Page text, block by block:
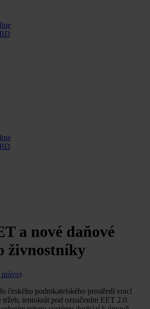
a nové daňové
živnostníky
právo)
českého podnikatelského prostředí vrací
tržeb, tentokrát pod označením EET 2.0.